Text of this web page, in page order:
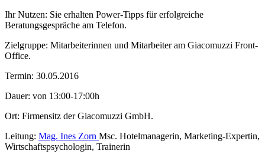
Ihr Nutzen: Sie erhalten Power-Tipps für erfolgreiche
Beratungsgespräche am Telefon.
Zielgruppe: Mitarbeiterinnen und Mitarbeiter am Giacomuzzi Front-
Office.
Termin: 30.05.2016
Dauer: von 13:00-17:00h
Ort: Firmensitz der Giacomuzzi GmbH.
Leitung: Mag. Ines Zorn Msc. Hotelmanagerin, Marketing-Expertin,
Wirtschaftspsychologin, Trainerin